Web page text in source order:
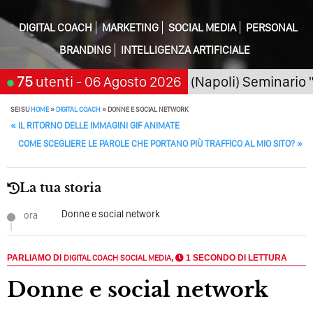
ULTIMO ARTICOLO
Perché La Tua Vita Non Cambia? La Trappola
Della Motivazione…
Quando L’amore Diventa Speranza: Il Quarto Memorial
Carmine Franzese
Come Scrivere Un Articolo Per Il Blog? Uno Che
Leggeranno Davvero
Della Vecchia SEO
Come Cambieranno I Social Media? Siamo Nell’era Degli
Algoritmi Predittivi
Quale Sarà Il Futuro Della Tua Azienda? Lo Decidi
Adesso Con I Social Media, L’AI E I Contenuti…
Perché Pubblicare Non Basta Più? Contenuti Di Valore O
Solo Rumore…
DIGITAL COACH MARKETING SOCIAL MEDIA
PERSONAL
BRANDING
INTELLIGENZA ARTIFICIALE
75 utenti - 06 Agosto 2026
San Giorgio a Cremano (Napoli) Seminario
SEI SUHOME»DIGITAL COACH»DONNE E SOCIAL NETWORK
POST NAVIGATION
« IL RITORNO DELLE IMMAGINI GIF ANIMATE
COME SCEGLIERE LE PAROLE CHE PORTANO PIÙ TRAFFICO AL MIO SITO? »
La tua storia
ora Donne e social network
PARLIAMO DI DIGITAL COACH SOCIAL MEDIA, 1 SECONDO DI LETTURA
Donne e social network